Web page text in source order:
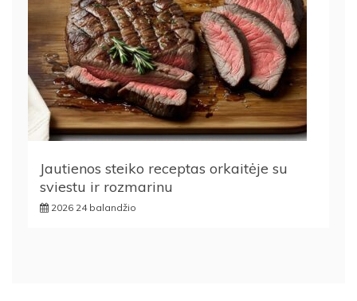
Jautienos steiko receptas orkaitėje su
sviestu ir rozmarinu
2026 24 balandžio